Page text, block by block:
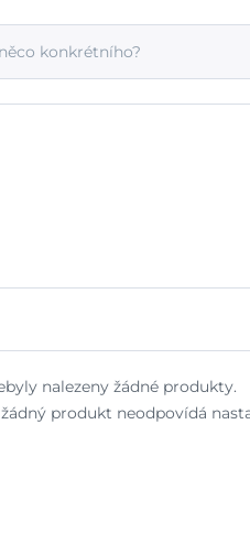
nalezeny žádné produkty.
produkt neodpovídá